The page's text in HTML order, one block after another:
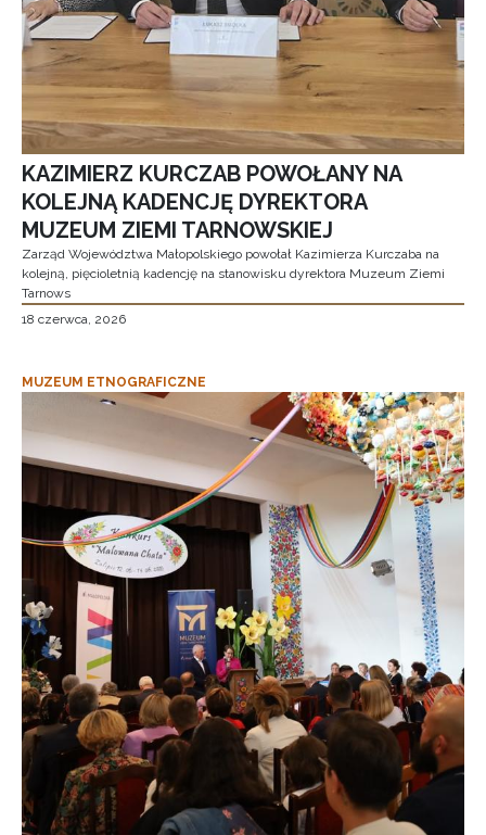
KAZIMIERZ KURCZAB POWOŁANY NA
KOLEJNĄ KADENCJĘ DYREKTORA
MUZEUM ZIEMI TARNOWSKIEJ
Zarząd Województwa Małopolskiego powołał Kazimierza Kurczaba na
kolejną, pięcioletnią kadencję na stanowisku dyrektora Muzeum Ziemi
Tarnows
18 czerwca, 2026
MUZEUM ETNOGRAFICZNE